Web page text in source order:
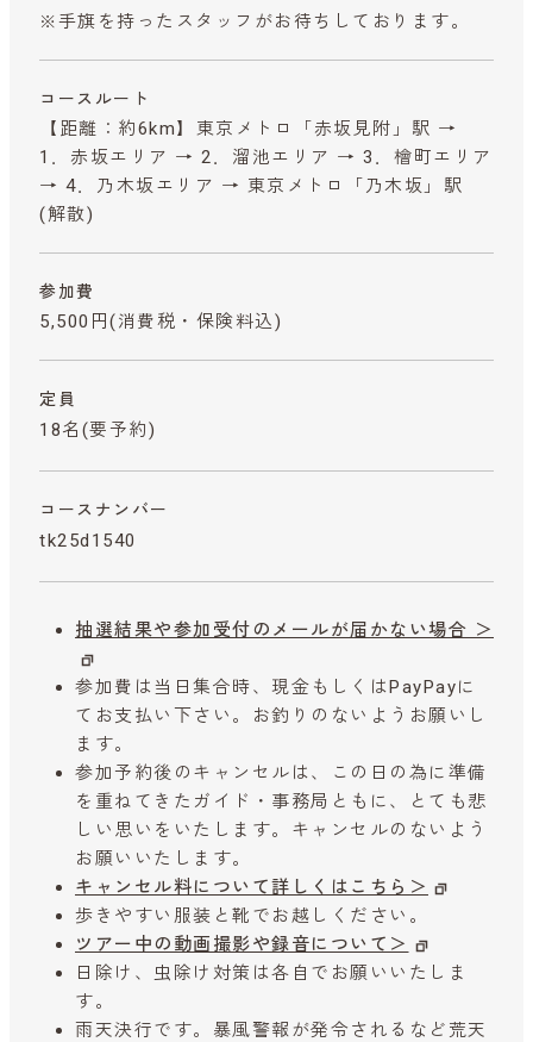
※手旗を持ったスタッフがお待ちしております。
コースルート
【距離：約6km】東京メトロ「赤坂見附」駅 →
1．赤坂エリア → 2．溜池エリア → 3．檜町エリア
→ 4．乃木坂エリア → 東京メトロ「乃木坂」駅
(解散)
参加費
5,500円 (消費税・保険料込)
定員
18名(要予約)
コースナンバー
tk25d1540
抽選結果や参加受付のメールが届かない場合 ＞
参加費は当日集合時、現金もしくはPayPayに
てお支払い下さい。お釣りのないようお願いし
ます。
参加予約後のキャンセルは、この日の為に準備
を重ねてきたガイド・事務局ともに、とても悲
しい思いをいたします。キャンセルのないよう
お願いいたします。
キャンセル料について詳しくはこちら＞
歩きやすい服装と靴でお越しください。
ツアー中の動画撮影や録音について＞
日除け、虫除け対策は各自でお願いいたしま
す。
雨天決行です。暴風警報が発令されるなど荒天